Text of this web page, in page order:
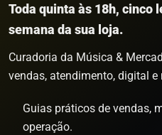
Toda quinta às 18h, cinco
semana da sua loja.
Curadoria da Música &
vendas, atendimento, digital e
Guias práticos de vendas,
operação.